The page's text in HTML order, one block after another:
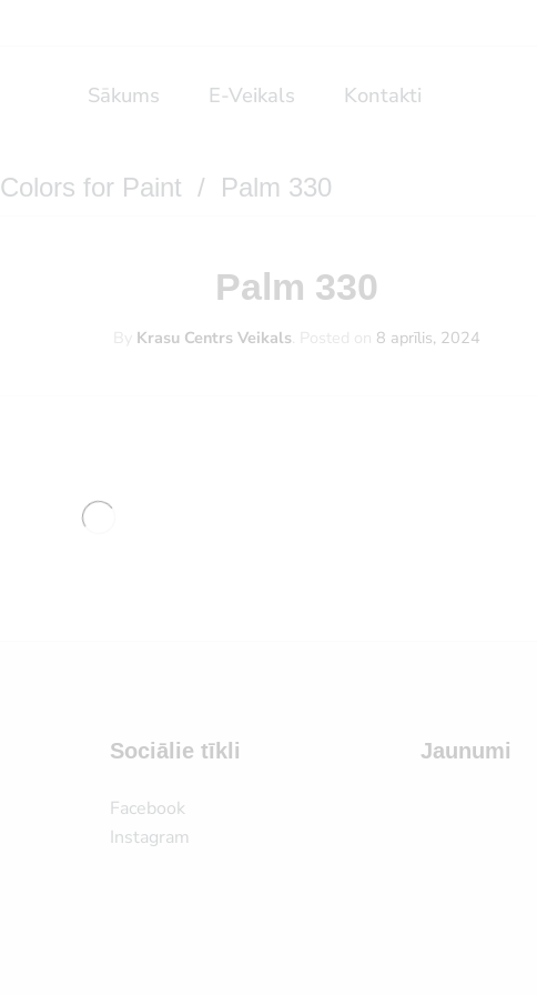
Sākums E-Veikals Kontakti
Colors for Paint / Palm 330
Palm 330
By Krasu Centrs Veikals. Posted on 8 aprīlis, 2024
Sociālie tīkli
Facebook
Instagram
Jaunumi